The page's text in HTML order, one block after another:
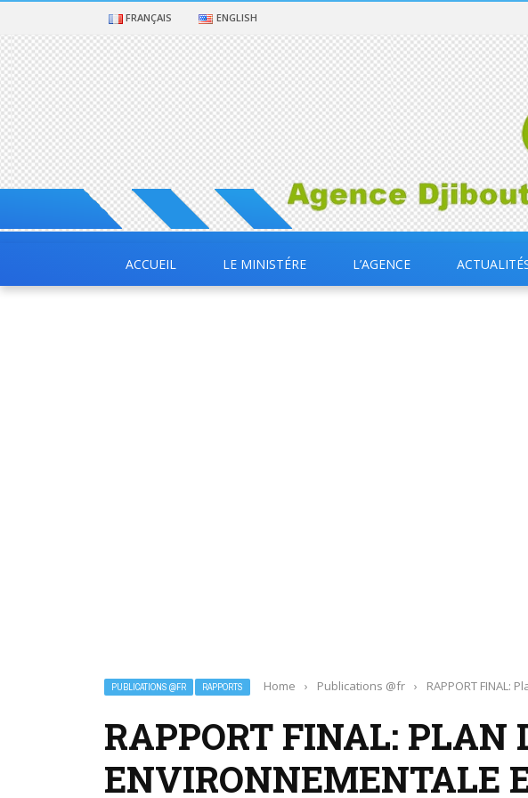
FRANÇAIS ENGLISH
ACCUEIL LE MINISTÉRE L’AGENCE
PUBLICATIONS @FR RAPPORTS Home › Publications @fr › RAPPORT FINAL:
RAPPORT FINAL: PLAN
ENVIRONNEMENTALE